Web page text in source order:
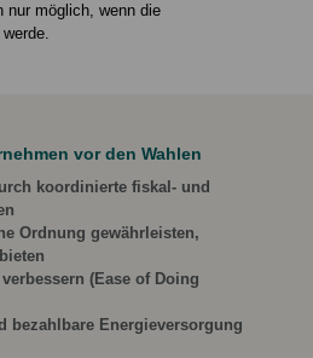
nur möglich, wenn die
vor den Wahlen
koordinierte fiskal‑ und
Ordnung gewährleisten,
(Ease of Doing
bezahlbare Energieversorgung